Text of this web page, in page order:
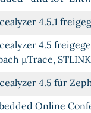
4.5.1
4.5
µTrace,
4.5 für
Online